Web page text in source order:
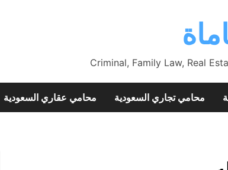
Criminal, Family Law, Real
محامي تجاري السعودية محامي عقاري السعودية